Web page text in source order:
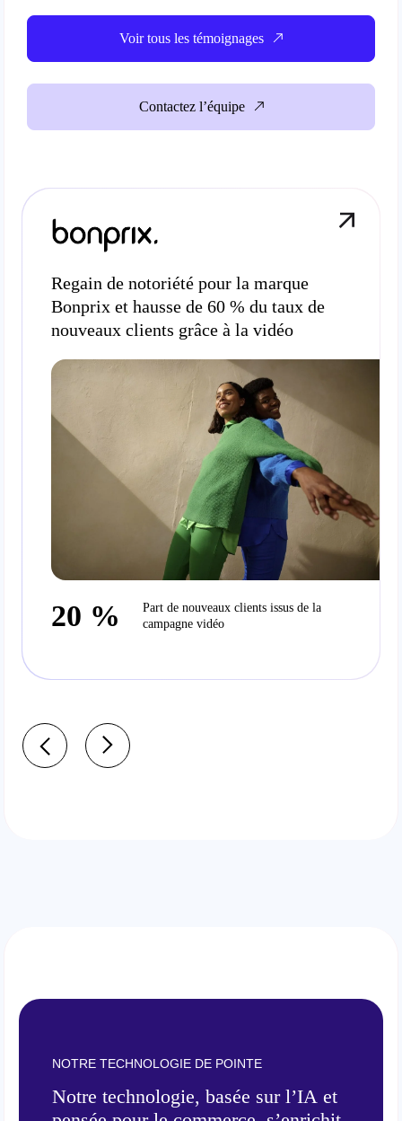
Voir tous les témoignages
Contactez l’équipe
Regain de notoriété pour la marque
Bonprix et hausse de 60 % du taux de
nouveaux clients grâce à la vidéo
20 %
Part de nouveaux clients issus de la
campagne vidéo
NOTRE TECHNOLOGIE DE POINTE
Notre technologie, basée sur l’IA et